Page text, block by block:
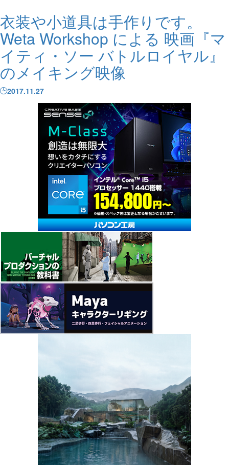
衣装や小道具は手作りです。
Weta Workshop による 映画『マ
イティ・ソー バトルロイヤル』
のメイキング映像
2017.11.27